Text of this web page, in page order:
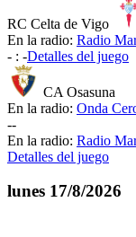
RC Celta de Vigo
En la radio: Radio
- : -Detalles del juego
CA Osasuna
En la radio: Onda
--
En la radio: Radio
Detalles del juego
lunes 17/8/2026